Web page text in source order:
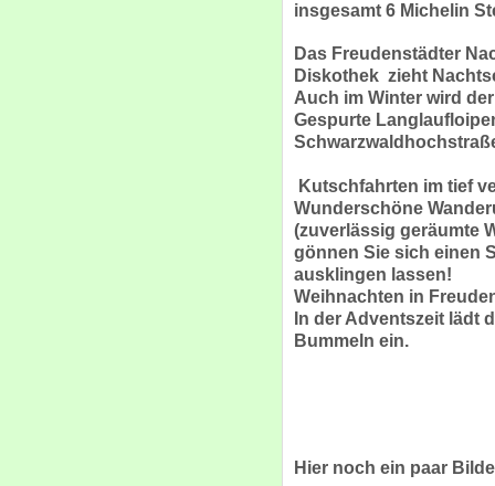
insgesamt 6 Michelin
Das Freudenstädter
Diskothek zieht
Auch im Winter wird
Gespurte
Kutschfahrten im tief
Wunderschöne
(zuverlässig geräumte
gönnen Sie sich einen
ausklingen lassen!
Weihnachten in
In der Adventszeit lädt
Bummeln ein.
Hier noch ein paar